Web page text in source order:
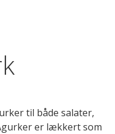
til både salater,
er lækkert som